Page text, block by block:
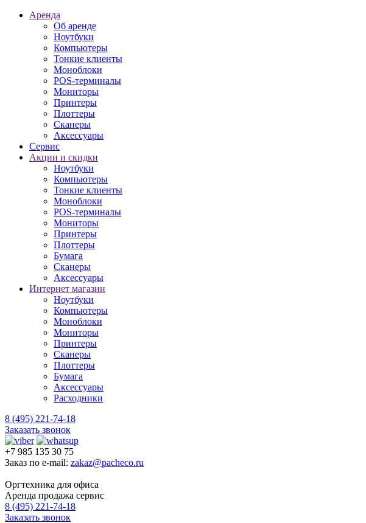
Аренда
Об аренде
Ноутбуки
Компьютеры
Тонкие клиенты
Моноблоки
POS-терминалы
Мониторы
Принтеры
Плоттеры
Сканеры
Аксессуары
Сервис
Акции и скидки
Ноутбуки
Компьютеры
Тонкие клиенты
Моноблоки
POS-терминалы
Мониторы
Принтеры
Плоттеры
Бумага
Сканеры
Аксессуары
Интернет магазин
Ноутбуки
Компьютеры
Моноблоки
Мониторы
Принтеры
Сканеры
Плоттеры
Бумага
Аксессуары
Расходники
8 (495) 221-74-18
Заказать звонок
+7 985 135 30 75
Заказ по e-mail: zakaz@pacheco.ru
Оргтехника для офиса
Аренда продажа сервис
8 (495) 221-74-18
Заказать звонок